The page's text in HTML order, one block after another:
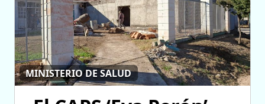
MINISTERIO DE SALUD